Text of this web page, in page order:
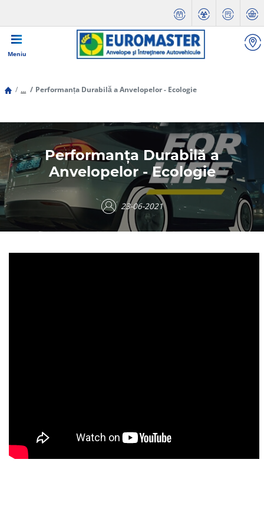
Meniu
... Performanța Durabilă a Anvelopelor - Ecologie
Performanța Durabilă a
Anvelopelor - Ecologie
23-06-2021